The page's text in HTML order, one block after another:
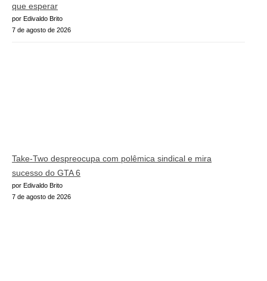
que esperar
por Edivaldo Brito
7 de agosto de 2026
Take-Two despreocupa com polêmica sindical e mira
sucesso do GTA 6
por Edivaldo Brito
7 de agosto de 2026